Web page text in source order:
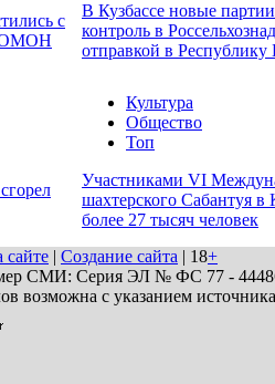
с
ОМОН
В Кузбассе новые
контроль в
отправкой в Республику
Культура
Общество
Топ
Участниками VI
шахтерского Сабантуя в
более 27 тысяч человек
сайте | Создание сайта | 18+
СМИ: Серия ЭЛ № ФС 77 - 44486
возможна с указанием